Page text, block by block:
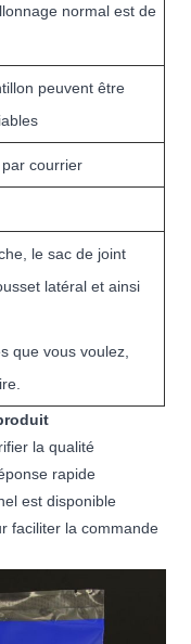
normal est de
peuvent être
courrier
le sac de joint
latéral et ainsi
que vous voulez,
la qualité
rapide
est disponible
faciliter la commande